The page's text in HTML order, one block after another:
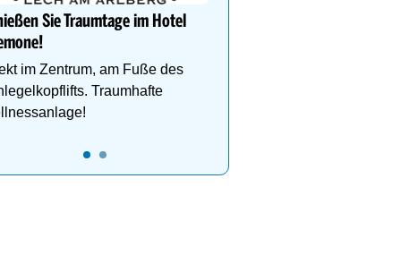
Sie Traumtage im Hotel
im Zentrum, am Fuße des
Traumhafte